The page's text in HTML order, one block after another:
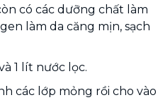
có các dưỡng chất làm
làm da căng mịn, sạch
1 lít nước lọc.
các lớp mỏng rồi cho vào